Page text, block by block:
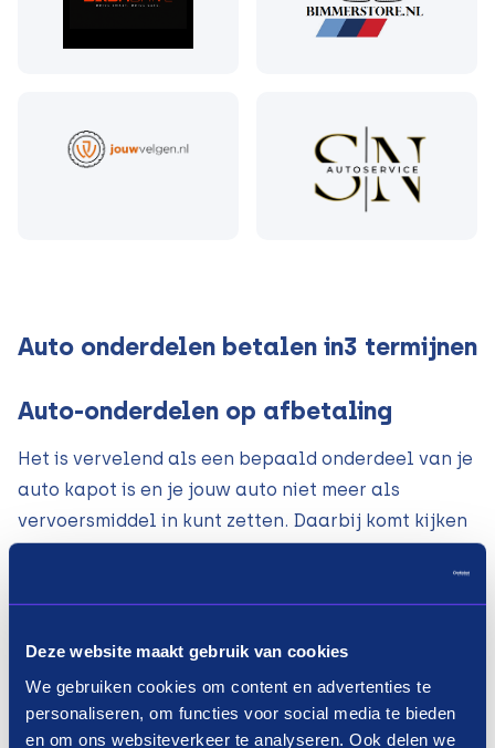
Deze website maakt gebruik van cookies
We gebruiken cookies om content en advertenties te
personaliseren, om functies voor social media te bieden
en om ons websiteverkeer te analyseren. Ook delen we
Auto onderdelen betalen in3 termijnen
Auto-onderdelen op afbetaling
Het is vervelend als een bepaald onderdeel van je
auto kapot is en je jouw auto niet meer als
vervoersmiddel in kunt zetten. Daarbij komt kijken
oplopen, waardoor het lang kan duren voordat je
betaalmethode van Payin3 koop je je auto-
onderdelen op afbetaling. Hoe werkt dat dan? Als
je bij een van de bovenstaande webwinkels de
benodigde onderdelen hebt gevonden, kies je bij